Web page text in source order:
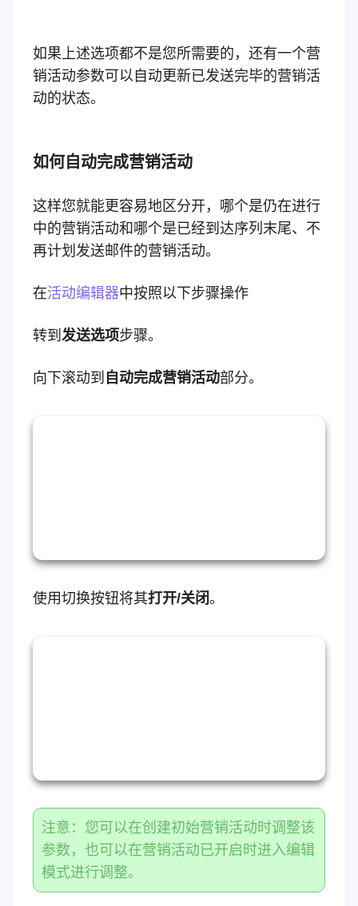
如果上述选项都不是您所需要的，还有一个营
销活动参数可以自动更新已发送完毕的营销活
动的状态。
如何自动完成营销活动
这样您就能更容易地区分开，哪个是仍在进行
中的营销活动和哪个是已经到达序列末尾、不
再计划发送邮件的营销活动。
在活动编辑器中按照以下步骤操作
转到 发送选项步骤。
向下滚动到 自动完成营销活动部分。
使用切换按钮将其打开/关闭。
注意：您可以在创建初始营销活动时调整该
参数，也可以在营销活动已开启时进入编辑
模式进行调整。